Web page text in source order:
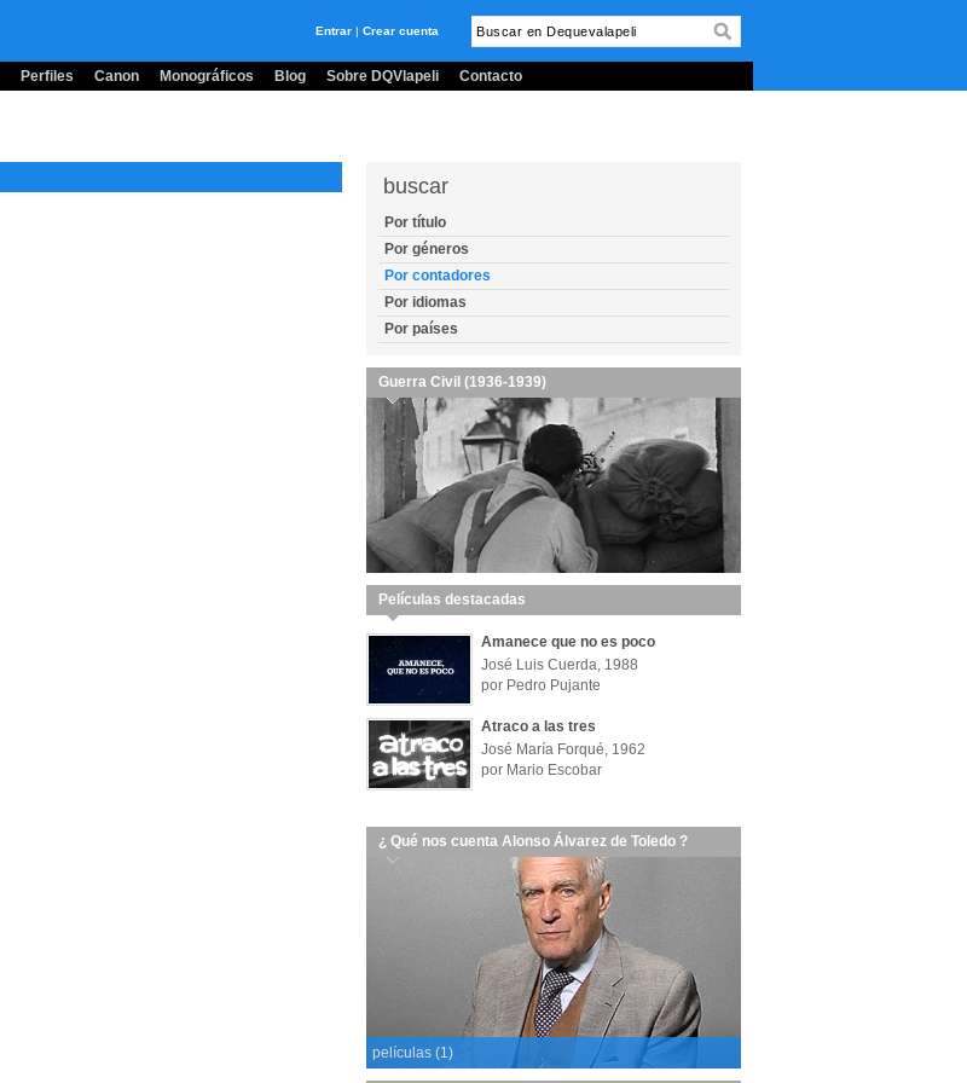
Entrar | Crear cuenta
Perfiles Canon Monográficos Blog Sobre DQVlapeli Contacto
buscar
Por título
Por géneros
Por contadores
Por idiomas
Por países
Guerra Civil (1936-1939)
Películas destacadas
Amanece que no es poco
José Luis Cuerda, 1988
por Pedro Pujante
Atraco a las tres
José María Forqué, 1962
por Mario Escobar
¿ Qué nos cuenta Alonso Álvarez de Toledo ?
películas (1)